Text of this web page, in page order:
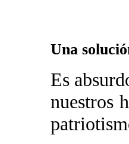
Una
Es
nuestros